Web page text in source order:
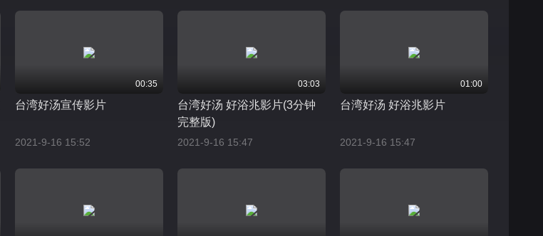
00:35
台湾好汤宣传影片
2021-9-16 15:52
03:03
台湾好汤 好浴兆影片(3分钟
完整版)
2021-9-16 15:47
01:00
台湾好汤 好浴兆影片
2021-9-16 15:47